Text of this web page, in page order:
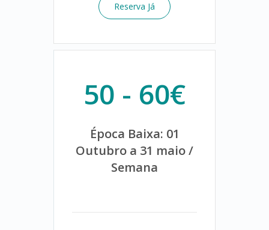
Reserva Já
50 - 60€
Época Baixa: 01
Outubro a 31 maio /
Semana